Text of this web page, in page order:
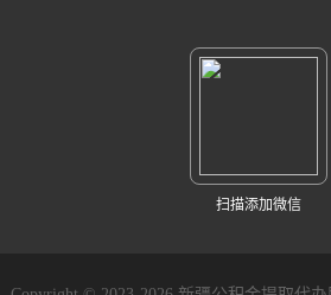
扫描添加微信